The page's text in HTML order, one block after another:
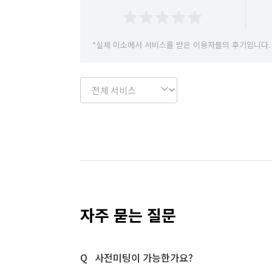
*실제 미소에서 서비스를 받은 이용자들의 후기입니다.
자주 묻는 질문
사전미팅이 가능한가요?